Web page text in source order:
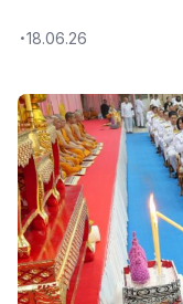
18.06.26